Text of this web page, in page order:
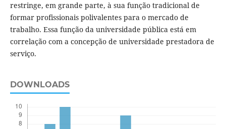
restringe, em grande parte, à sua função tradicional de
formar profissionais polivalentes para o mercado de
trabalho. Essa função da universidade pública está em
correlação com a concepção de universidade prestadora de
serviço.
DOWNLOADS